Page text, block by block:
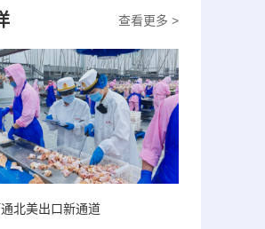
查看更多 >
北美出口新通道